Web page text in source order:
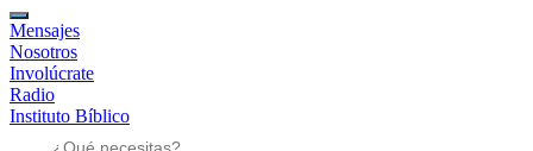
Mensajes
Nosotros
Involúcrate
Radio
Instituto Bíblico